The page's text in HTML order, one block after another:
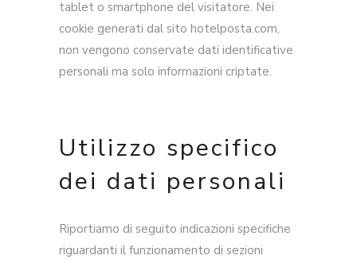
tablet o smartphone del visitatore. Nei
cookie generati dal sito hotelposta.com,
non vengono conservate dati identificative
personali ma solo informazioni criptate.
Utilizzo specifico
dei dati personali
Riportiamo di seguito indicazioni specifiche
riguardanti il funzionamento di sezioni